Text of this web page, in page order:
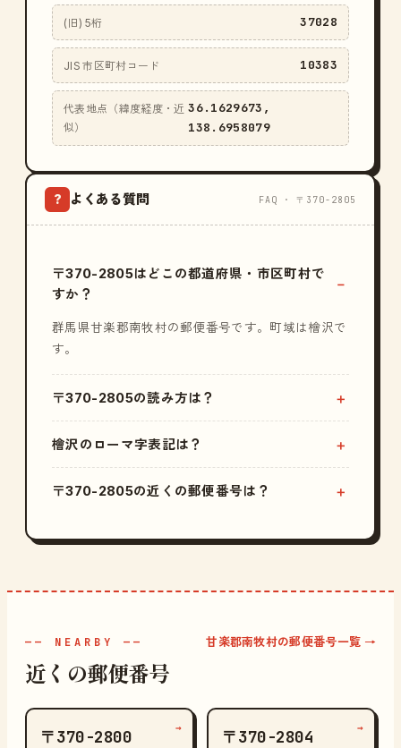
(旧) 5桁 37028
JIS 市区町村コード 10383
代表地点（緯度経度・近
似）
36.1629673,
138.6958079
? よくある質問 FAQ · 〒370-2805
〒370-2805はどこの都道府県・市区町村で
すか？
群馬県甘楽郡南牧村の郵便番号です。町域は檜沢で
す。
〒370-2805の読み方は？
檜沢のローマ字表記は？
〒370-2805の近くの郵便番号は？
—— NEARBY ——
近くの郵便番号
甘楽郡南牧村の郵便番号一覧 →
〒370-2800 → 〒370-2804 →